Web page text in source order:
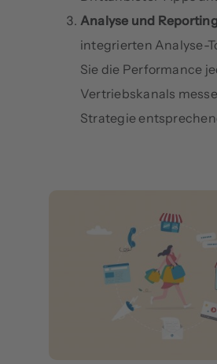
Analyse und
integrierten Analyse-
Sie die Performance
Vertriebskanals
Strategie